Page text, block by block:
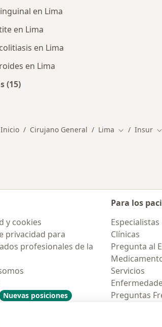
en Lima
en Lima
en Lima
en Lima
(15)
Cirujano General Lima Cambiar de
Insur
y cookies
privacidad para
profesionales de la
Nuevas posiciones
Para los
Especialistas
Clínicas
Pregunta al
Servicios
Preguntas